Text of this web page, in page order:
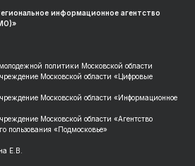
информационное агентство
политики Московской области
Московской области «Цифровые
Московской области «Информационное
Московской области «Агентство
пользования «Подмосковье»
Е.В.